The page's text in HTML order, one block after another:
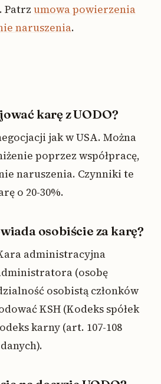
Patrz umowa powierzenia
naruszenia.
karę z UODO?
jak w USA. Można
poprzez współpracę,
naruszenia. Czynniki te
o 20-30%.
osobiście za karę?
administracyjna
(osobę
osobistą członków
KSH (Kodeks spółek
karny (art. 107-108